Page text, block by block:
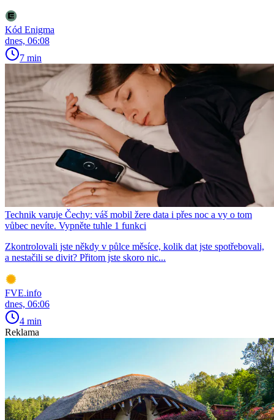
Kód Enigma
dnes, 06:08
7 min
Technik varuje Čechy: váš mobil žere data i přes noc a vy o tom
vůbec nevíte. Vypněte tuhle 1 funkci
Zkontrolovali jste někdy v půlce měsíce, kolik dat jste spotřebovali,
a nestačili se divit? Přitom jste skoro nic...
FVE.info
dnes, 06:06
4 min
Reklama